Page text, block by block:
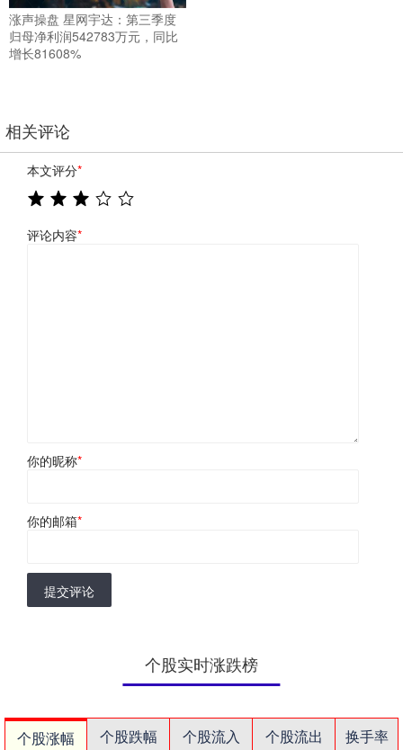
涨声操盘 星网宇达：第三季度
归母净利润542783万元，同比
增长81608%
相关评论
本文评分*
评论内容*
你的昵称*
你的邮箱*
提交评论
个股实时涨跌榜
个股涨幅 个股跌幅 个股流入 个股流出
换手率